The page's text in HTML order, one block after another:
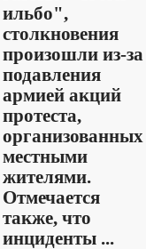
ильбо",
столкновения
произошли из-за
подавления
армией акций
протеста,
организованных
местными
жителями.
Отмечается
также, что
инциденты ...